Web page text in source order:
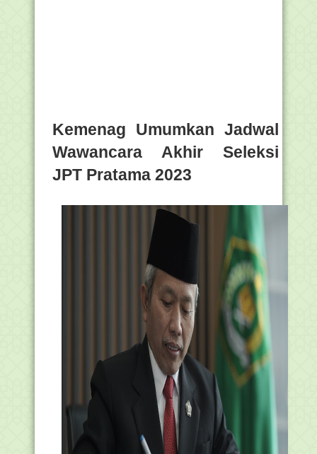
Kemenag Umumkan Jadwal
Wawancara Akhir Seleksi
JPT Pratama 2023